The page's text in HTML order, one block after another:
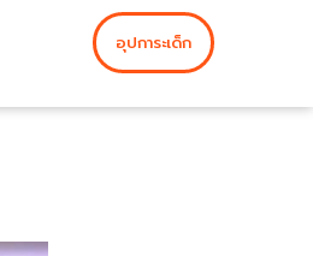
อุปการะเด็ก